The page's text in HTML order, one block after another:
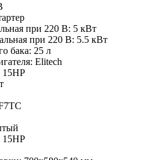
при 220 В: 5 кВт
при 220 В: 5.5 кВт
бака: 25 л
Elitech
15HP
15HP